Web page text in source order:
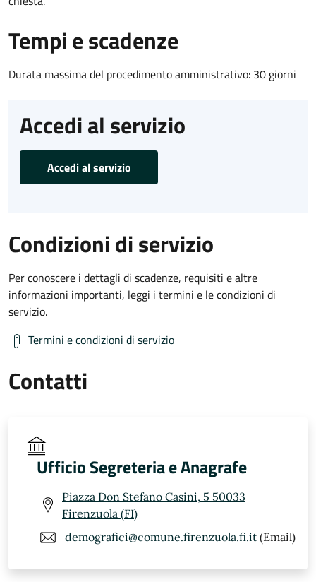
Tempi e scadenze
Durata massima del procedimento amministrativo: 30 giorni
Accedi al servizio
Accedi al servizio
Condizioni di servizio
Per conoscere i dettagli di scadenze, requisiti e altre
informazioni importanti, leggi i termini e le condizioni di
servizio.
Termini e condizioni di servizio
Contatti
Ufficio Segreteria e Anagrafe
Piazza Don Stefano Casini, 5 50033
Firenzuola (FI)
demografici@comune.firenzuola.fi.it (Email)